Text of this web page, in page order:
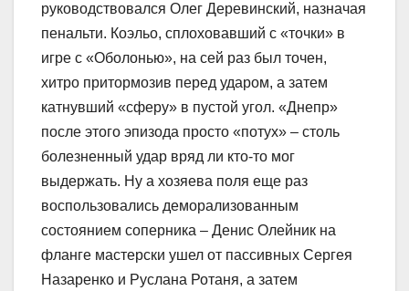
руководствовался Олег Деревинский, назначая
пенальти. Коэльо, сплоховавший с «точки» в
игре с «Оболонью», на сей раз был точен,
хитро притормозив перед ударом, а затем
катнувший «сферу» в пустой угол. «Днепр»
после этого эпизода просто «потух» – столь
болезненный удар вряд ли кто-то мог
выдержать. Ну а хозяева поля еще раз
воспользовались деморализованным
состоянием соперника – Денис Олейник на
фланге мастерски ушел от пассивных Сергея
Назаренко и Руслана Ротаня, а затем